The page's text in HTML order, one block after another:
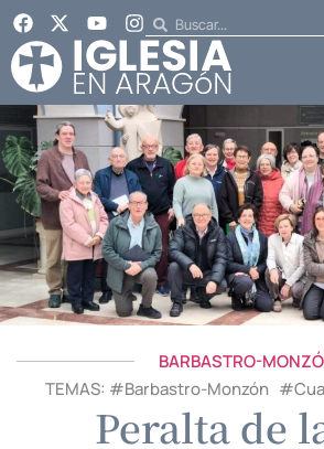
BARBASTRO-
TEMAS: #Barbastro-Monzón #
Peralta de